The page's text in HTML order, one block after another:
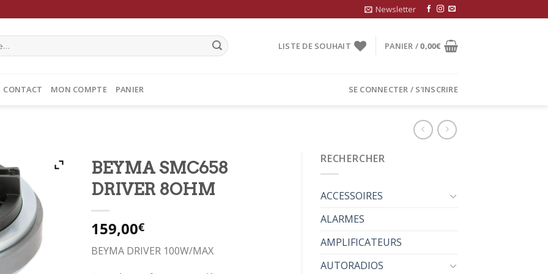
Newsletter
LISTE DE SOUHAIT PANIER /0,00€
CONTACT MON COMPTE PANIER SE CONNECTER / S’INSCRIRE
BEYMA SMC658
DRIVER 8OHM
159,00€
BEYMA DRIVER 100W/MAX
RECHERCHER
ACCESSOIRES
ALARMES
AMPLIFICATEURS
AUTORADIOS